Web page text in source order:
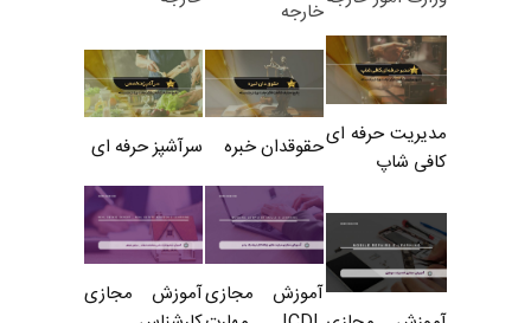
خارجه
مدیریت حرفه ای
کافی شاپ
حقوقدان خبره سرآشپز حرفه ای
آموزش مجازیآموزش مجازی